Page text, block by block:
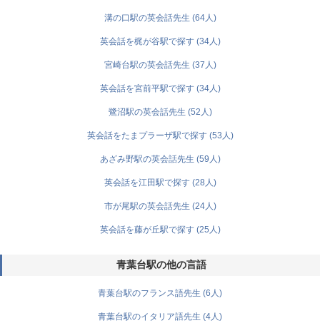
溝の口駅の英会話先生 (64人)
英会話を梶が谷駅で探す (34人)
宮崎台駅の英会話先生 (37人)
英会話を宮前平駅で探す (34人)
鷺沼駅の英会話先生 (52人)
英会話をたまプラーザ駅で探す (53人)
あざみ野駅の英会話先生 (59人)
英会話を江田駅で探す (28人)
市が尾駅の英会話先生 (24人)
英会話を藤が丘駅で探す (25人)
青葉台駅の他の言語
青葉台駅のフランス語先生 (6人)
青葉台駅のイタリア語先生 (4人)